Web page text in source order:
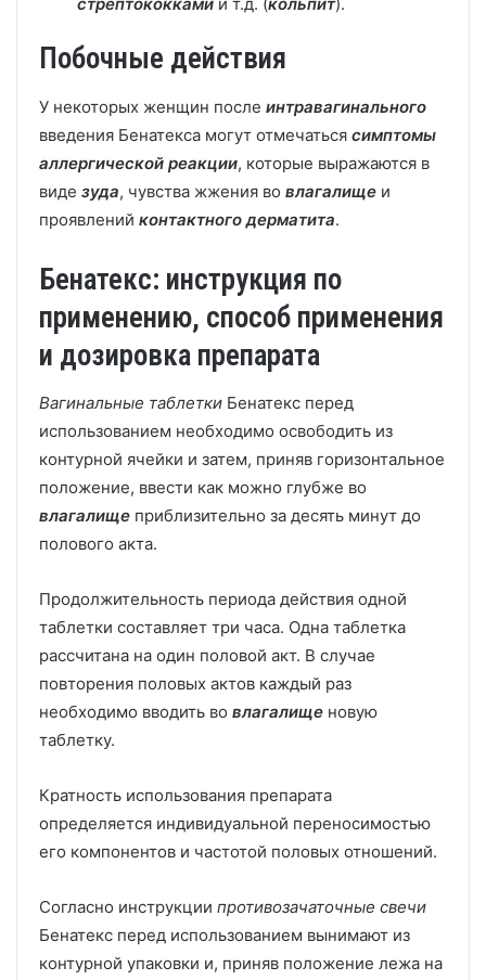
Побочные действия
У некоторых женщин после интравагинального
введения Бенатекса могут отмечаться симптомы
аллергической реакции, которые выражаются в
виде зуда, чувства жжения во влагалище и
проявлений контактного дерматита.
Бенатекс: инструкция по
применению, способ применения
и дозировка препарата
Вагинальные таблетки Бенатекс перед
использованием необходимо освободить из
контурной ячейки и затем, приняв горизонтальное
положение, ввести как можно глубже во
влагалище приблизительно за десять минут до
полового акта.
Продолжительность периода действия одной
таблетки составляет три часа. Одна таблетка
рассчитана на один половой акт. В случае
повторения половых актов каждый раз
необходимо вводить во влагалище новую
таблетку.
Кратность использования препарата
определяется индивидуальной переносимостью
его компонентов и частотой половых отношений.
Согласно инструкции противозачаточные свечи
Бенатекс перед использованием вынимают из
контурной упаковки и, приняв положение лежа на